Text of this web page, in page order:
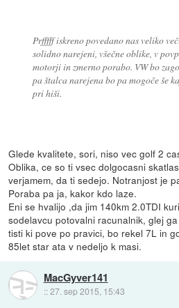
Prfffff iskreno povedano nas veliko
solidno narejeni, všečne oblike, v
motorji in zmerno porabo. VW bo
pa štalca narejena bo pa mogoče še
pri hiši.
Glede kvalitete, sori, niso vec golf 2
Oblika, ce so ti vsec dolgocasni
verjamem, da ti sedejo. Notranjost je
Poraba pa ja, kakor kdo laze.
Eni se hvalijo ,da jim 140km 2.0TDI
sodelavcu potovalni racunalnik, glej
tisti ki pove po pravici, bo rekel 7L in
85let star ata v nedeljo k masi.
MacGyver141
::27. sep 2015, 15:43